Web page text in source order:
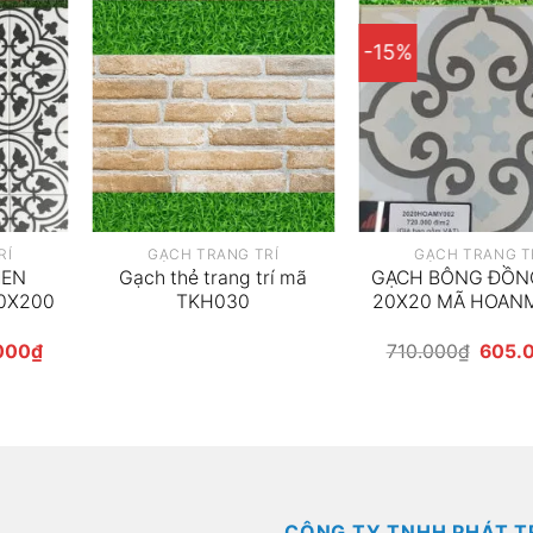
₫Giá
hiện
GẠCH TRANG TRÍ
Gạch thẻ trang trí mã
TKH030
-15%
GẠCH TRANG
GẠCH BÔNG
20X20 MÃ
710.000₫ Giá